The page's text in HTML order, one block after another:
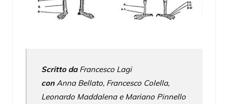
Scritto da Francesco Lagi
conAnna Bellato, Francesco Colella,
Leonardo Maddalena e Mariano Pinnello